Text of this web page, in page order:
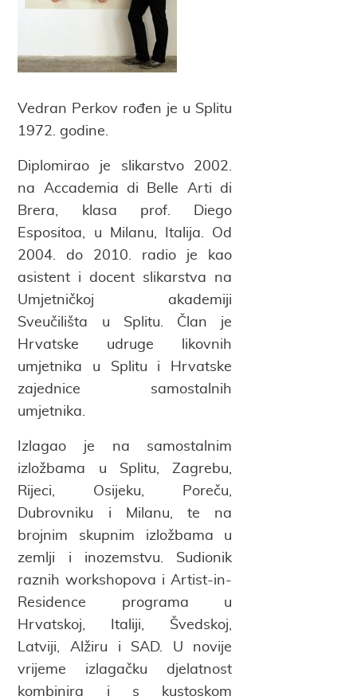
Vedran Perkov rođen je u Splitu
1972. godine.
Diplomirao je slikarstvo 2002.
na Accademia di Belle Arti di
Brera, klasa prof. Diego
Espositoa, u Milanu, Italija. Od
2004. do 2010. radio je kao
asistent i docent slikarstva na
Umjetničkoj akademiji
Sveučilišta u Splitu. Član je
Hrvatske udruge likovnih
umjetnika u Splitu i Hrvatske
zajednice samostalnih
umjetnika.
Izlagao je na samostalnim
izložbama u Splitu, Zagrebu,
Rijeci, Osijeku, Poreču,
Dubrovniku i Milanu, te na
brojnim skupnim izložbama u
zemlji i inozemstvu. Sudionik
raznih workshopova i Artist-in-
Residence programa u
Hrvatskoj, Italiji, Švedskoj,
Latviji, Alžiru i SAD. U novije
vrijeme izlagačku djelatnost
kombinira i s kustoskom